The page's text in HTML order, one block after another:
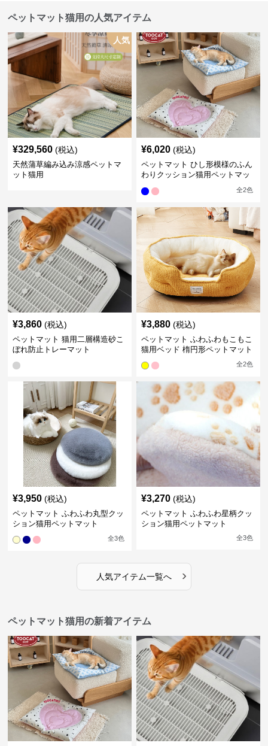
ペットマット猫用の人気アイテム
人気
¥329,560 (税込)
天然蒲草編み込み涼感ペットマ
ット猫用
¥6,020 (税込)
ペットマット ひし形模様のふん
わりクッション猫用ペットマッ
全2色
¥3,860 (税込)
ペットマット 猫用二層構造砂こ
ぼれ防止トレーマット
¥3,880 (税込)
ペットマット ふわふわもこもこ
猫用ベッド 楕円形ペットマット
全2色
¥3,950 (税込)
ペットマット ふわふわ丸型クッ
ション猫用ペットマット
全3色
¥3,270 (税込)
ペットマット ふわふわ星柄クッ
ション猫用ペットマット
全3色
人気アイテム一覧へ ›
ペットマット猫用の新着アイテム